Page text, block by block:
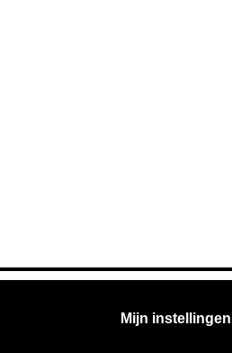
Mijn instellingen
Mogelijk gemaakt door WordPress.